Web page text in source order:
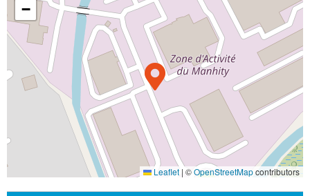
−
Leaflet | ©OpenStreetMapcontributors